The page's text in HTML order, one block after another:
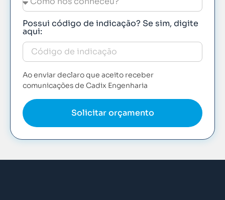
Possui código de indicação? Se sim, digite
aqui:
Ao enviar declaro que aceito receber
comunicações de Cadix Engenharia
Solicitar orçamento